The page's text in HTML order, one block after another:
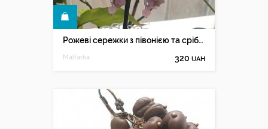
Рожеві сережки з півонією та сріблом
Malfarka 320 UAH